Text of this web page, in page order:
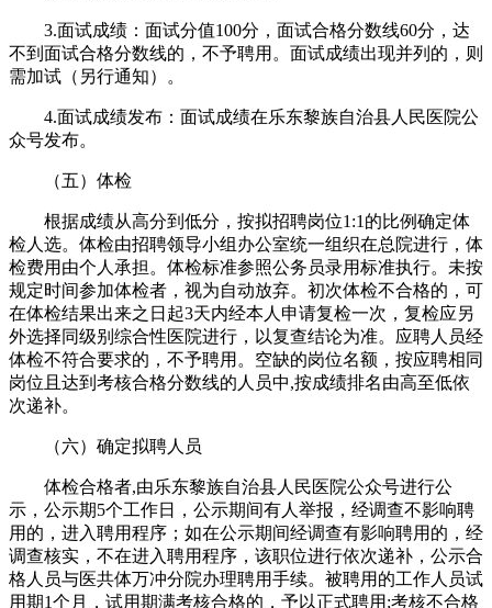
3.面试成绩：面试分值100分，面试合格分数线60分，达
不到面试合格分数线的，不予聘用。面试成绩出现并列的，则
需加试（另行通知）。
4.面试成绩发布：面试成绩在乐东黎族自治县人民医院公
众号发布。
（五）体检
根据成绩从高分到低分，按拟招聘岗位1:1的比例确定体
检人选。体检由招聘领导小组办公室统一组织在总院进行，体
检费用由个人承担。体检标准参照公务员录用标准执行。未按
规定时间参加体检者，视为自动放弃。初次体检不合格的，可
在体检结果出来之日起3天内经本人申请复检一次，复检应另
外选择同级别综合性医院进行，以复查结论为准。应聘人员经
体检不符合要求的，不予聘用。空缺的岗位名额，按应聘相同
岗位且达到考核合格分数线的人员中,按成绩排名由高至低依
次递补。
（六）确定拟聘人员
体检合格者,由乐东黎族自治县人民医院公众号进行公
示，公示期5个工作日，公示期间有人举报，经调查不影响聘
用的，进入聘用程序；如在公示期间经调查有影响聘用的，经
调查核实，不在进入聘用程序，该职位进行依次递补，公示合
格人员与医共体万冲分院办理聘用手续。被聘用的工作人员试
用期1个月，试用期满考核合格的，予以正式聘用;考核不合格